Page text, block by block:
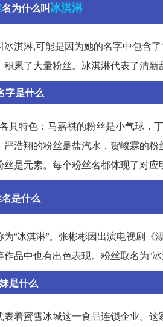
名为什么叫冰淇淋
淇淋,可能是因为她的名字中包含
累了大量粉丝。冰淇淋代表了清新
字是什么
具特色：马嘉祺的粉丝是小气球，
严浩翔的粉丝是盐汽水，贺峻霖的
是元素。每个粉丝名都体现了对应
是什么
“冰淇淋”。张彬彬因出演电视剧《
作品中也有出色表现。粉丝取名为“
是什么
表着蜜雪冰城这一食品连锁企业。